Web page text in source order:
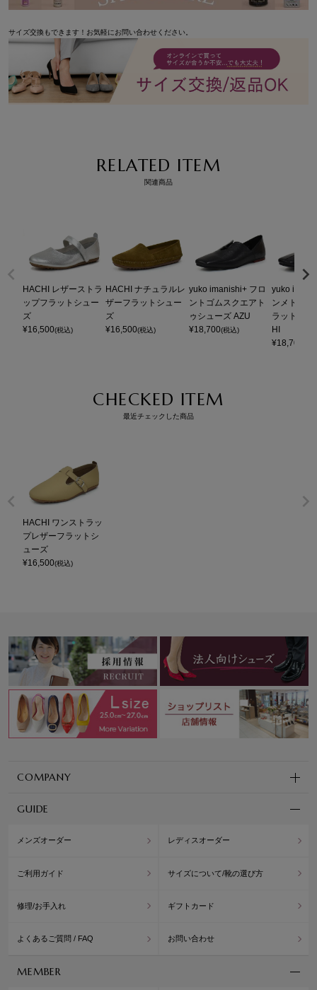
サイズ交換もできます！お気軽にお問い合わせください。
RELATED ITEM
関連商品
HACHI レザーストラ
ップフラットシュー
ズ
¥16,500(税込)
HACHI ナチュラルレ
ザーフラットシュー
ズ
¥16,500(税込)
yuko imanishi+ フロ
ントゴムスクエアト
ゥシューズ AZU
¥18,700(税込)
yuko
ンメトリー
ラットシュ
HI
¥18,700
CHECKED ITEM
最近チェックした商品
HACHI ワンストラッ
プレザーフラットシ
ューズ
¥16,500(税込)
COMPANY
GUIDE
メンズオーダー レディスオーダー
ご利用ガイド サイズについて/靴の選び方
修理/お手入れ ギフトカード
よくあるご質問 / FAQ お問い合わせ
MEMBER